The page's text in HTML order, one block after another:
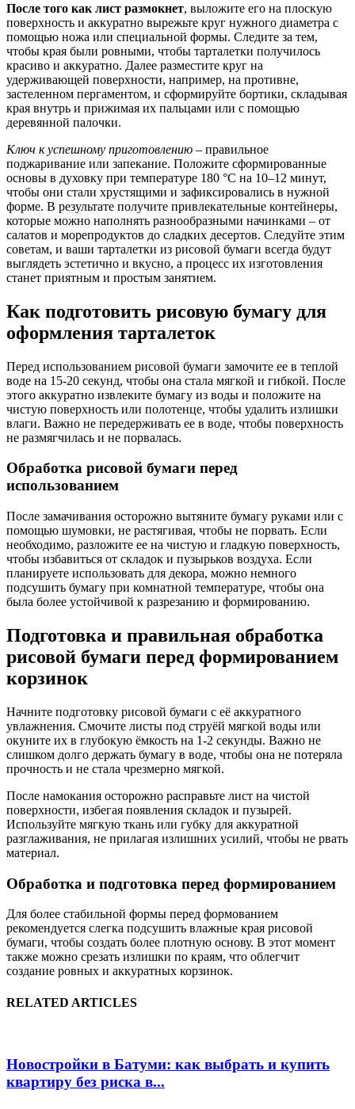
После того как лист размокнет, выложите его на плоскую
поверхность и аккуратно вырежьте круг нужного диаметра с
помощью ножа или специальной формы. Следите за тем,
чтобы края были ровными, чтобы тарталетки получилось
красиво и аккуратно. Далее разместите круг на
удерживающей поверхности, например, на противне,
застеленном пергаментом, и сформируйте бортики, складывая
края внутрь и прижимая их пальцами или с помощью
деревянной палочки.
Ключ к успешному приготовлению – правильное
поджаривание или запекание. Положите сформированные
основы в духовку при температуре 180 °C на 10–12 минут,
чтобы они стали хрустящими и зафиксировались в нужной
форме. В результате получите привлекательные контейнеры,
которые можно наполнять разнообразными начинками – от
салатов и морепродуктов до сладких десертов. Следуйте этим
советам, и ваши тарталетки из рисовой бумаги всегда будут
выглядеть эстетично и вкусно, а процесс их изготовления
станет приятным и простым занятием.
Как подготовить рисовую бумагу для
оформления тарталеток
Перед использованием рисовой бумаги замочите ее в теплой
воде на 15-20 секунд, чтобы она стала мягкой и гибкой. После
этого аккуратно извлеките бумагу из воды и положите на
чистую поверхность или полотенце, чтобы удалить излишки
влаги. Важно не передерживать ее в воде, чтобы поверхность
не размягчилась и не порвалась.
Обработка рисовой бумаги перед
использованием
После замачивания осторожно вытяните бумагу руками или с
помощью шумовки, не растягивая, чтобы не порвать. Если
необходимо, разложите ее на чистую и гладкую поверхность,
чтобы избавиться от складок и пузырьков воздуха. Если
планируете использовать для декора, можно немного
подсушить бумагу при комнатной температуре, чтобы она
была более устойчивой к разрезанию и формированию.
Подготовка и правильная обработка
рисовой бумаги перед формированием
корзинок
Начните подготовку рисовой бумаги с её аккуратного
увлажнения. Смочите листы под струёй мягкой воды или
окуните их в глубокую ёмкость на 1-2 секунды. Важно не
слишком долго держать бумагу в воде, чтобы она не потеряла
прочность и не стала чрезмерно мягкой.
После намокания осторожно расправьте лист на чистой
поверхности, избегая появления складок и пузырей.
Используйте мягкую ткань или губку для аккуратной
разглаживания, не прилагая излишних усилий, чтобы не рвать
материал.
Обработка и подготовка перед формированием
Для более стабильной формы перед формованием
рекомендуется слегка подсушить влажные края рисовой
бумаги, чтобы создать более плотную основу. В этот момент
также можно срезать излишки по краям, что облегчит
создание ровных и аккуратных корзинок.
RELATED ARTICLES
Новостройки в Батуми: как выбрать и купить
квартиру без риска в...